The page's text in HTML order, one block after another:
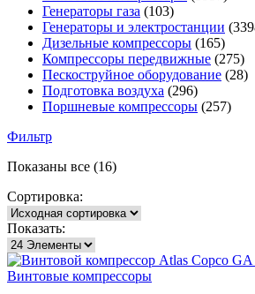
Генераторы газа (103)
Генераторы и электростанции
Дизельные компрессоры (165)
Компрессоры передвижные (275)
Пескоструйное оборудование (28)
Подготовка воздуха (296)
Поршневые компрессоры (257)
Фильтр
Показаны все (16)
Сортировка:
Показать:
Винтовые компрессоры